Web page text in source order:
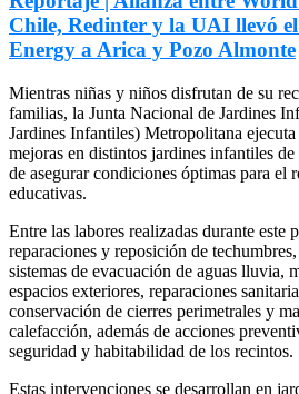
Chile, Redinter y la UAI llevó
Energy a Arica y Pozo Almonte
Mientras niñas y niños disfrutan de su
familias, la Junta Nacional de Jardines
Jardines Infantiles) Metropolitana
mejoras en distintos jardines infantiles
de asegurar condiciones óptimas para el
educativas.
Entre las labores realizadas durante este
reparaciones y reposición de
sistemas de evacuación de aguas lluvia,
espacios exteriores, reparaciones
conservación de cierres perimetrales y
calefacción, además de acciones
seguridad y habitabilidad de los recintos.
Estas intervenciones se desarrollan en